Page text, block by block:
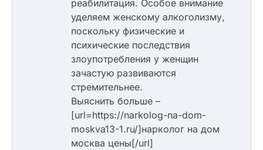
реабилитация. Особое внимание
уделяем женскому алкоголизму,
поскольку физические и
психические последствия
злоупотребления у женщин
зачастую развиваются
стремительнее.
Выяснить больше –
[url=https://narkolog-na-dom-
moskva13-1.ru/]нарколог на дом
москва цены[/url]